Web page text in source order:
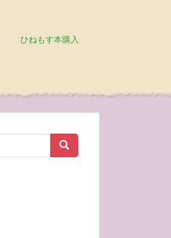
ひねもす本購入